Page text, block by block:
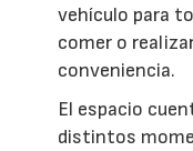
vehículo para
comer o
conveniencia.
El espacio
distintos